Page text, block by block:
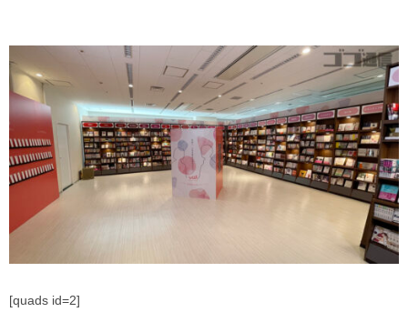
[quads id=2]